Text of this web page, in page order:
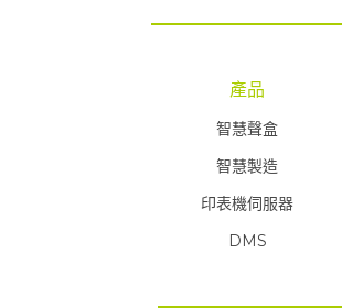
產品
智慧聲盒
智慧製造
印表機伺服器
DMS